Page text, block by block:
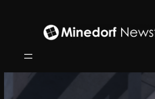
springen